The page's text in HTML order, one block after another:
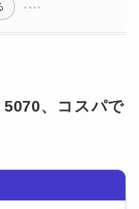
、コスパで